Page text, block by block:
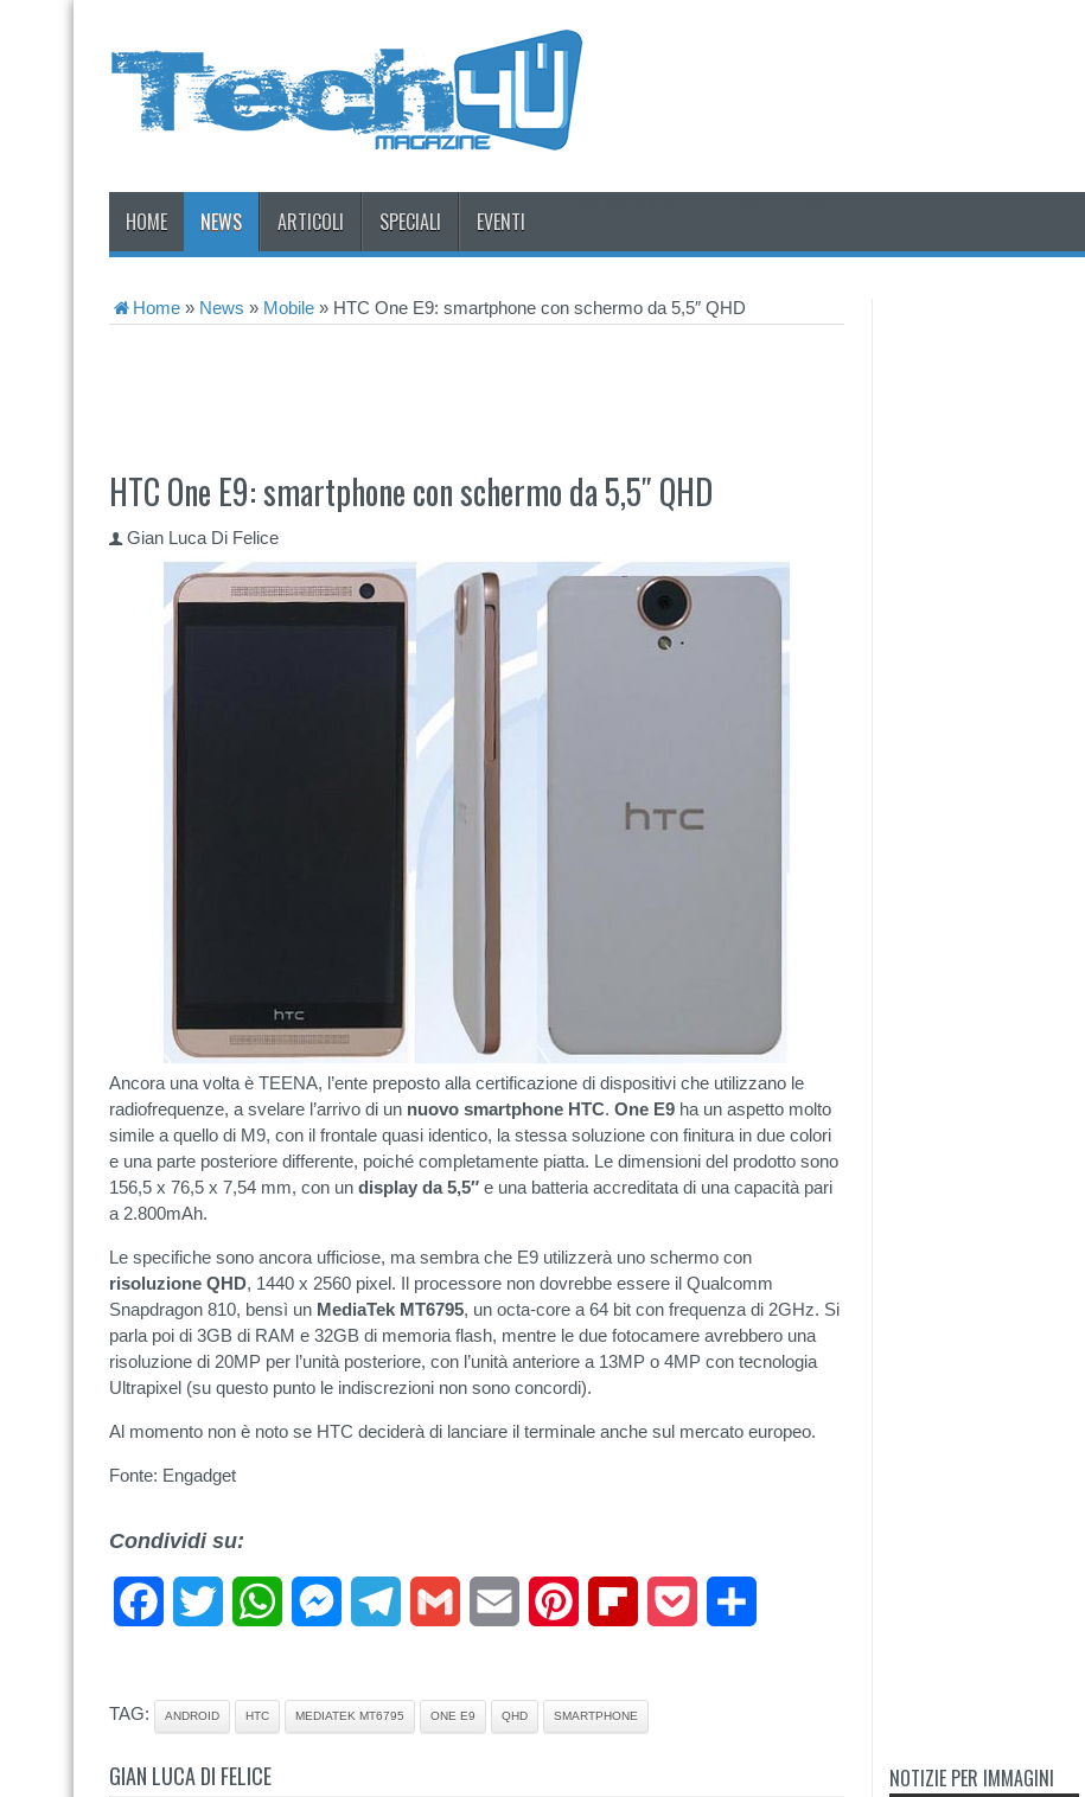
HOME NEWS ARTICOLI SPECIALI EVENTI
Home » News » Mobile » HTC One E9: smartphone con schermo da 5,5″ QHD
HTC One E9: smartphone con schermo da 5,5″ QHD
Gian Luca Di Felice
Ancora una volta è TEENA, l’ente preposto alla certificazione di dispositivi che utilizzano le
radiofrequenze, a svelare l’arrivo di un nuovo smartphone HTC. One E9 ha un aspetto molto
simile a quello di M9, con il frontale quasi identico, la stessa soluzione con finitura in due colori
e una parte posteriore differente, poiché completamente piatta. Le dimensioni del prodotto sono
156,5 x 76,5 x 7,54 mm, con un display da 5,5″ e una batteria accreditata di una capacità pari
a 2.800mAh.
Le specifiche sono ancora ufficiose, ma sembra che E9 utilizzerà uno schermo con
risoluzione QHD, 1440 x 2560 pixel. Il processore non dovrebbe essere il Qualcomm
Snapdragon 810, bensì un MediaTek MT6795, un octa-core a 64 bit con frequenza di 2GHz. Si
parla poi di 3GB di RAM e 32GB di memoria flash, mentre le due fotocamere avrebbero una
risoluzione di 20MP per l’unità posteriore, con l’unità anteriore a 13MP o 4MP con tecnologia
Ultrapixel (su questo punto le indiscrezioni non sono concordi).
Al momento non è noto se HTC deciderà di lanciare il terminale anche sul mercato europeo.
Fonte: Engadget
Condividi su:
FacebookTwitter WhatsAppMessengerTelegramGmail Email Pinterest FlipboardPocket
TAG: ANDROID HTC MEDIATEK MT6795 ONE E9 QHD SMARTPHONE
GIAN LUCA DI FELICE NOTIZIE PER IMMAGINI